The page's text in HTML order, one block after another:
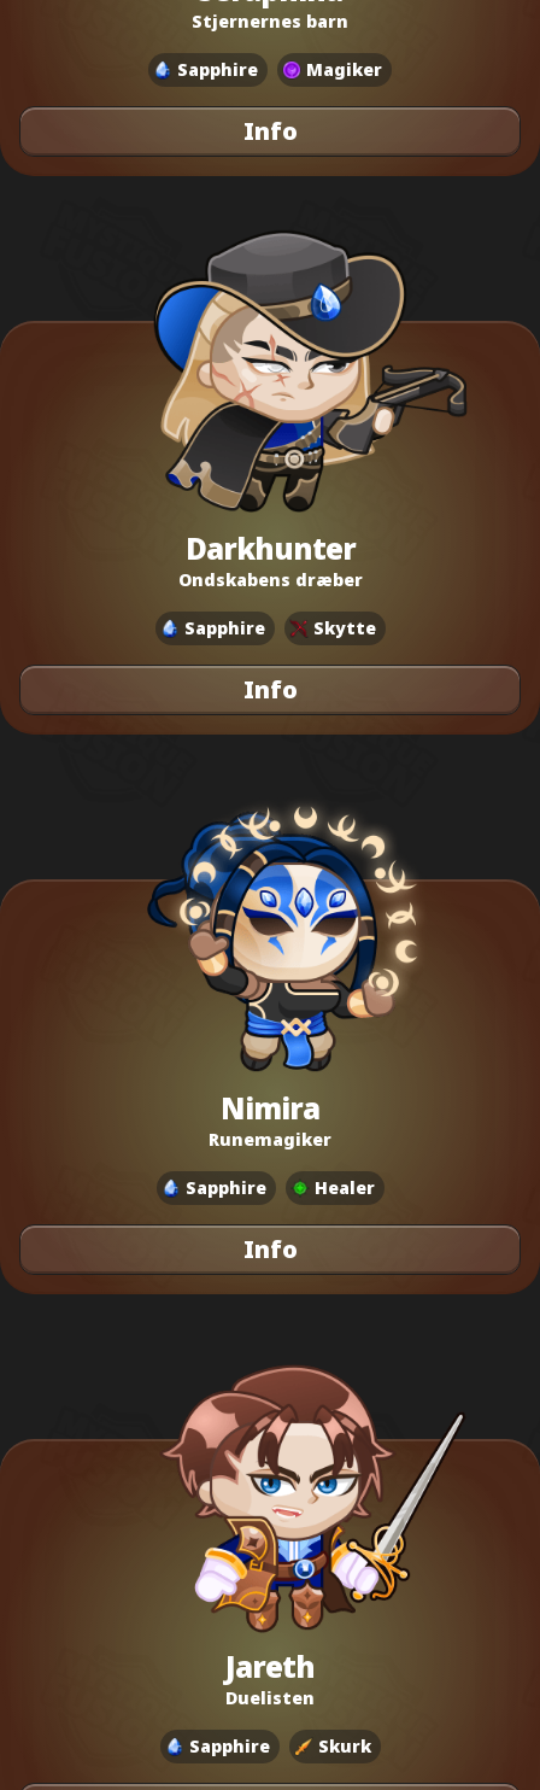
Stjernernes barn
Sapphire Magiker
Info
Darkhunter
Ondskabens dræber
Sapphire Skytte
Info
Nimira
Runemagiker
Sapphire Healer
Info
Jareth
Duelisten
Sapphire Skurk